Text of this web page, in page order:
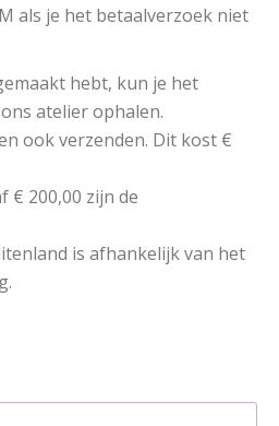
als je het betaalverzoek niet
hebt, kun je het
atelier ophalen.
ook verzenden. Dit kost €
€ 200,00 zijn de
is afhankelijk van het